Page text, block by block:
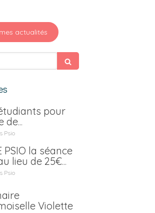
actualités
pour
de
Psio
Psio
PSIO la séance
lieu de 25€
15 janvier 2021
Psio
Violette